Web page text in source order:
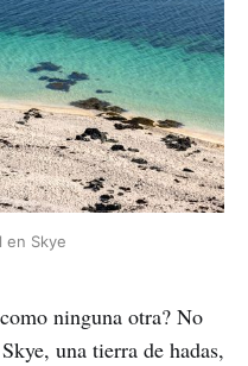
en Skye
ninguna otra? No
una tierra de hadas,